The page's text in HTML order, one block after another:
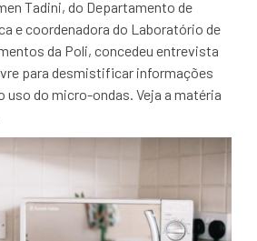
Tadini, do Departamento de
e coordenadora do Laboratório de
da Poli, concedeu entrevista
para desmistificar informações
uso do micro-ondas. Veja a matéria